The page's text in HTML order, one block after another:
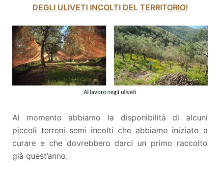
DEGLI ULIVETI INCOLTI DEL TERRITORIO!
Al momento abbiamo la disponibilità di alcuni
piccoli terreni semi incolti che abbiamo iniziato a
curare e che dovrebbero darci un primo raccolto
già quest’anno.